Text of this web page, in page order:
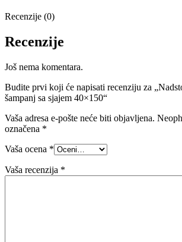
Recenzije (0)
Recenzije
Još nema komentara.
Budite prvi koji će napisati recenziju za
šampanj sa sjajem 40×150“
Vaša adresa e-pošte neće biti objavljena.
označena *
Vaša ocena *
Vaša recenzija *